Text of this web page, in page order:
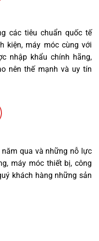
các tiêu chuẩn quốc tế
kiện, máy móc cùng với
nhập khẩu chính hãng,
nên thế mạnh và uy tín
qua và những nỗ lực
máy móc thiết bị, công
khách hàng những sản